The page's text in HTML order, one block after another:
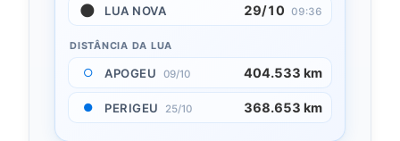
🌑 LUA NOVA 29/10 09:36
DISTÂNCIA DA LUA
○ APOGEU 09/10 404.533 km
● PERIGEU 25/10 368.653 km